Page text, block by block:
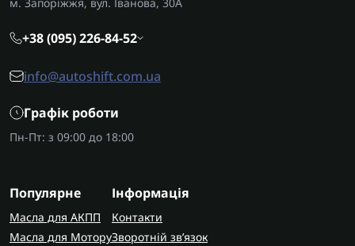
+38 (095) 226-84-52
info@autoshift.com.ua
Графік роботи
Пн-Пт: з 09:00 до 18:00
Популярне
Масла для АКПП
Масла для Мотору
Інформація
Контакти
Зворотній зв’язок